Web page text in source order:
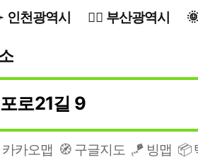
인천광역시 부산광역시
카카오맵 🧭 구글지도 🪁 빙맵 📦